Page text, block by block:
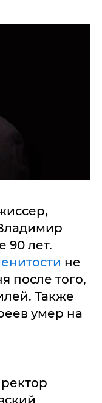
90 лет.
не
после того,
Также
умер на